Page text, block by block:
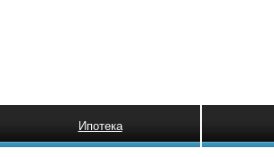
Ипотека